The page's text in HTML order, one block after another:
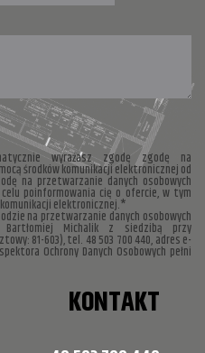
wyrażasz zgodę zgodę na
środków komunikacji elektronicznej od
na przetwarzanie danych osobowych
poinformowania cię o ofercie, w tym
elektronicznej.*
na przetwarzanie danych osobowych
Michalik z siedzibą przy
81-603), tel. 48 503 700 440, adres e-
Ochrony Danych Osobowych pełni
KONTAKT